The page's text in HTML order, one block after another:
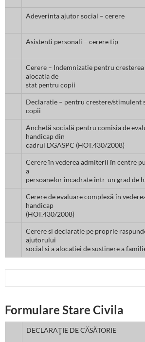
Adeverinta ajutor social – cerere
Asistenti personali – cerere tip
Cerere – Indemnizatie pentru
alocatia de
stat pentru copii
Declaratie – pentru crestere/stimulent
copii
Anchetă socială pentru comisia de
handicap din
cadrul DGASPC (HOT.430/2008)
Cerere în vederea admiterii în centre
a
persoanelor încadrate într-un grad de
Cerere de evaluare complexă în
handicap
(HOT.430/2008)
Cerere si declaratie pe proprie
ajutorului
social si a alocatiei de sustinere a
Formulare Stare Civila
DECLARAŢIE DE CĂSĂTORIE